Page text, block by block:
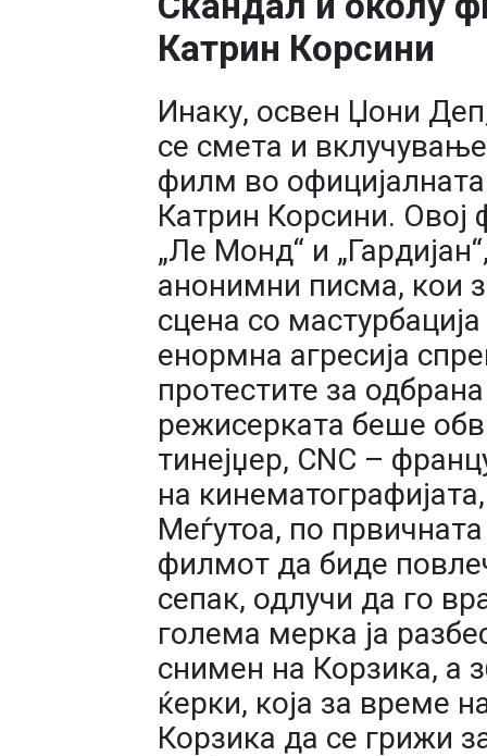
Катрин Корсини
Инаку, освен Џони
се смета и
филм во
Катрин Корсини. Овој
„Ле Монд“ и
анонимни писма, кои
сцена со
енормна агресија
протестите за
режисерката беше
тинејџер, CNC –
на
Меѓутоа, по
филмот да биде
сепак, одлучи да го
голема мерка ја
снимен на Корзика, а
ќерки, која за време
Корзика да се грижи